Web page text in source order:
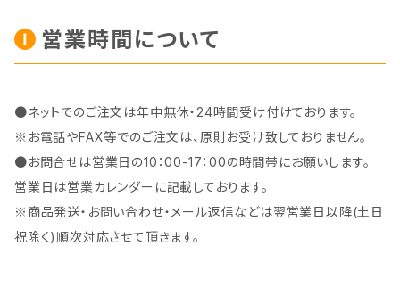
営業時間について
●ネットでのご注文は年中無休・24時間受け付けております。
※お電話やFAX等でのご注文は、原則お受け致しておりません。
●お問合せは営業日の10：00-17：00の時間帯にお願いします。
営業日は営業カレンダーに記載しております。
※商品発送・お問い合わせ・メール返信などは翌営業日以降(土日
祝除く)順次対応させて頂きます。